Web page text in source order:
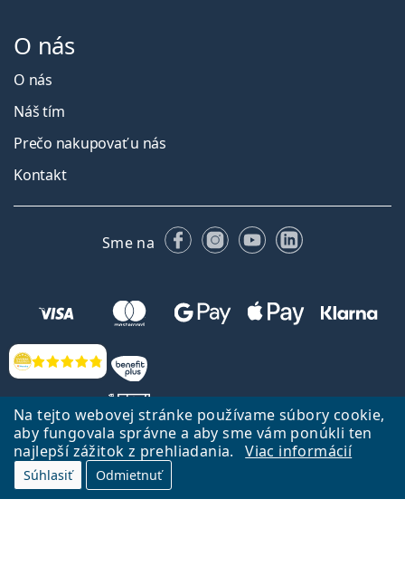
Na tejto webovej stránke používame súbory cookie,
aby fungovala správne a aby sme vám ponúkli ten
najlepší zážitok z prehliadania.
Viac informácií
Súhlasiť Odmietnuť
Hodnotenia
O nás
O nás
Náš tím
Prečo nakupovať u nás
Kontakt
Sme na FacebookuInstagrame
YouTubeLinkedIn
Späť na Úvodnu stránku
Lentiamo.sk vlastní a prevádzkuje spoločnosť Lentiamo s.r.o., Česká